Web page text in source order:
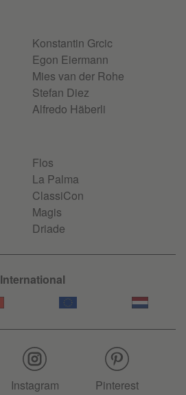
Konstantin Grcic
Egon Eiermann
Mies van der Rohe
Stefan Diez
Alfredo Häberli
Flos
La Palma
ClassiCon
Magis
Driade
International
Instagram Pinterest